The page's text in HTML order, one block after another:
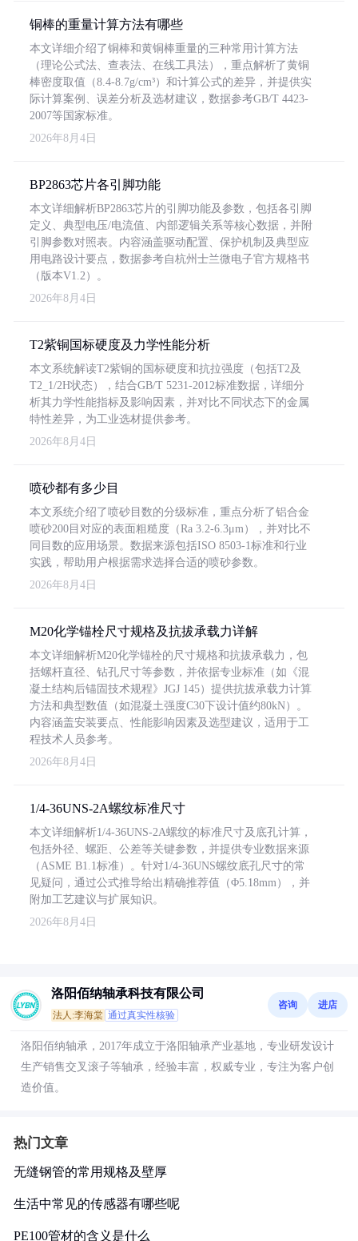
铜棒的重量计算方法有哪些
本文详细介绍了铜棒和黄铜棒重量的三种常用计算方法
（理论公式法、查表法、在线工具法），重点解析了黄铜
棒密度取值（8.4-8.7g/cm³）和计算公式的差异，并提供实
际计算案例、误差分析及选材建议，数据参考GB/T 4423-
2007等国家标准。
2026年8月4日
BP2863芯片各引脚功能
本文详细解析BP2863芯片的引脚功能及参数，包括各引脚
定义、典型电压/电流值、内部逻辑关系等核心数据，并附
引脚参数对照表。内容涵盖驱动配置、保护机制及典型应
用电路设计要点，数据参考自杭州士兰微电子官方规格书
（版本V1.2）。
2026年8月4日
T2紫铜国标硬度及力学性能分析
本文系统解读T2紫铜的国标硬度和抗拉强度（包括T2及
T2_1/2H状态），结合GB/T 5231-2012标准数据，详细分
析其力学性能指标及影响因素，并对比不同状态下的金属
特性差异，为工业选材提供参考。
2026年8月4日
喷砂都有多少目
本文系统介绍了喷砂目数的分级标准，重点分析了铝合金
喷砂200目对应的表面粗糙度（Ra 3.2-6.3μm），并对比不
同目数的应用场景。数据来源包括ISO 8503-1标准和行业
实践，帮助用户根据需求选择合适的喷砂参数。
2026年8月4日
M20化学锚栓尺寸规格及抗拔承载力详解
本文详细解析M20化学锚栓的尺寸规格和抗拔承载力，包
括螺杆直径、钻孔尺寸等参数，并依据专业标准（如《混
凝土结构后锚固技术规程》JGJ 145）提供抗拔承载力计算
方法和典型数值（如混凝土强度C30下设计值约80kN）。
内容涵盖安装要点、性能影响因素及选型建议，适用于工
程技术人员参考。
2026年8月4日
1/4-36UNS-2A螺纹标准尺寸
本文详细解析1/4-36UNS-2A螺纹的标准尺寸及底孔计算，
包括外径、螺距、公差等关键参数，并提供专业数据来源
（ASME B1.1标准）。针对1/4-36UNS螺纹底孔尺寸的常
见疑问，通过公式推导给出精确推荐值（Φ5.18mm），并
附加工艺建议与扩展知识。
2026年8月4日
洛阳佰纳轴承科技有限公司
法人:李海棠 通过真实性核验
咨询 进店
洛阳佰纳轴承，2017年成立于洛阳轴承产业基地，专业研发设计
生产销售交叉滚子等轴承，经验丰富，权威专业，专注为客户创
造价值。
热门文章
无缝钢管的常用规格及壁厚
生活中常见的传感器有哪些呢
PE100管材的含义是什么